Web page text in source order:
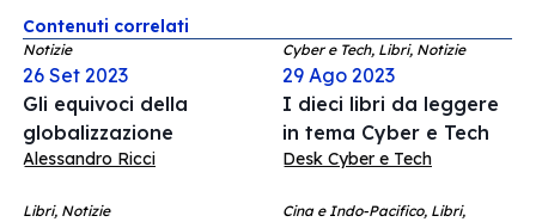
Contenuti correlati
Notizie
26 Set 2023
Gli equivoci della
globalizzazione
Alessandro Ricci
Cyber e Tech, Libri, Notizie
29 Ago 2023
I dieci libri da leggere
in tema Cyber e Tech
Desk Cyber e Tech
Libri, Notizie
Cina e Indo-Pacifico, Libri,